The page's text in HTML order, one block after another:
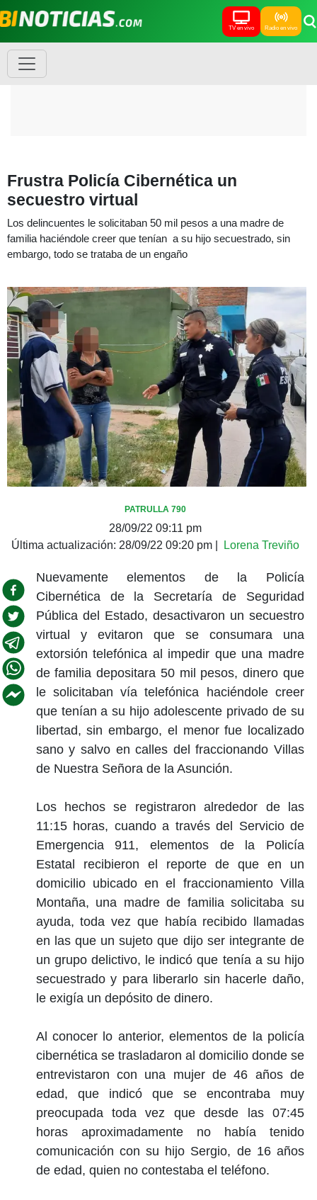
TV en vivo Radio en vivo
Frustra Policía Cibernética un
secuestro virtual
Los delincuentes le solicitaban 50 mil pesos a una madre de
familia haciéndole creer que tenían a su hijo secuestrado, sin
embargo, todo se trataba de un engaño
PATRULLA 790
28/09/22 09:11 pm
Última actualización: 28/09/22 09:20 pm| Lorena Treviño
Nuevamente elementos de la Policía
Cibernética de la Secretaría de Seguridad
Pública del Estado, desactivaron un secuestro
virtual y evitaron que se consumara una
extorsión telefónica al impedir que una madre
de familia depositara 50 mil pesos, dinero que
le solicitaban vía telefónica haciéndole creer
que tenían a su hijo adolescente privado de su
libertad, sin embargo, el menor fue localizado
sano y salvo en calles del fraccionando Villas
de Nuestra Señora de la Asunción.
Los hechos se registraron alrededor de las
11:15 horas, cuando a través del Servicio de
Emergencia 911, elementos de la Policía
Estatal recibieron el reporte de que en un
domicilio ubicado en el fraccionamiento Villa
Montaña, una madre de familia solicitaba su
ayuda, toda vez que había recibido llamadas
en las que un sujeto que dijo ser integrante de
un grupo delictivo, le indicó que tenía a su hijo
secuestrado y para liberarlo sin hacerle daño,
le exigía un depósito de dinero.
Al conocer lo anterior, elementos de la policía
cibernética se trasladaron al domicilio donde se
entrevistaron con una mujer de 46 años de
edad, que indicó que se encontraba muy
preocupada toda vez que desde las 07:45
horas aproximadamente no había tenido
comunicación con su hijo Sergio, de 16 años
de edad, quien no contestaba el teléfono.